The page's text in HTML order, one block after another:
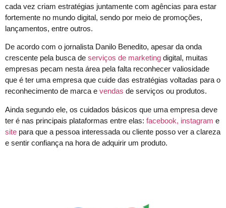
cada vez criam estratégias juntamente com agências para estar
fortemente no mundo digital, sendo por meio de promoções,
lançamentos, entre outros.
De acordo com o jornalista Danilo Benedito, apesar da onda
crescente pela busca de serviços de marketing digital, muitas
empresas pecam nesta área pela falta reconhecer valiosidade
que é ter uma empresa que cuide das estratégias voltadas para o
reconhecimento de marca e vendas de serviços ou produtos.
Ainda segundo ele, os cuidados básicos que uma empresa deve
ter é nas principais plataformas entre elas: facebook, instagram e
site para que a pessoa interessada ou cliente posso ver a clareza
e sentir confiança na hora de adquirir um produto.